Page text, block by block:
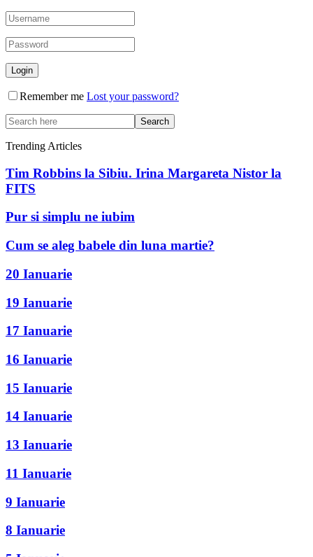
Remember me Lost your password?
Trending Articles
Tim Robbins la Sibiu. Irina Margareta Nistor la
FITS
Pur si simplu ne iubim
Cum se aleg babele din luna martie?
20 Ianuarie
19 Ianuarie
17 Ianuarie
16 Ianuarie
15 Ianuarie
14 Ianuarie
13 Ianuarie
11 Ianuarie
9 Ianuarie
8 Ianuarie